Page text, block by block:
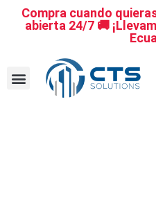
Compra cuando
abierta 24/7 🚚